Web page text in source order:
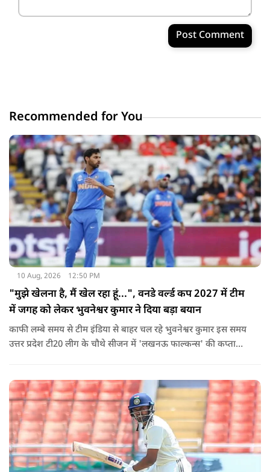
Post Comment
Recommended for You
10 Aug, 2026 12:50 PM
"मुझे खेलना है, मैं खेल रहा हूं...", वनडे वर्ल्ड कप 2027 में टीम
में जगह को लेकर भुवनेश्वर कुमार ने दिया बड़ा बयान
काफी लम्बे समय से टीम इंडिया से बाहर चल रहे भुवनेश्वर कुमार इस समय
उत्तर प्रदेश टी20 लीग के चौथे सीजन में 'लखनऊ फाल्कन्स' की कप्तानी